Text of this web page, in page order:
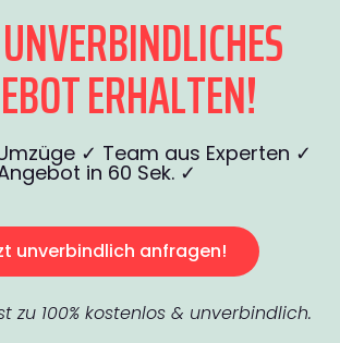
ERHALTEN!
✓ Team aus Experten ✓
in 60 Sek. ✓
unverbindlich anfragen!
zu 100% kostenlos & unverbindlich.